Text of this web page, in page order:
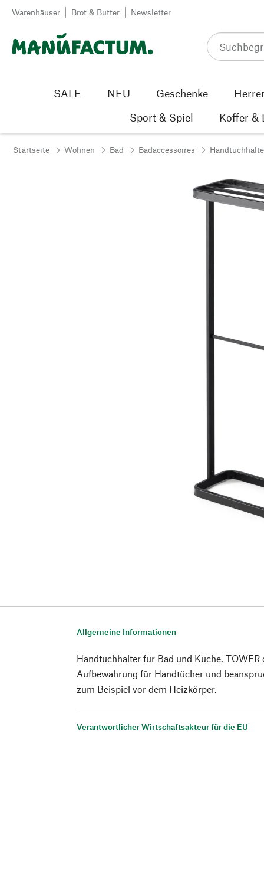
Zum Inhalt springen
Warenhäuser Brot & Butter Newsletter
SALE NEU Geschenke
Sport & Spiel
Koffer &
Startseite Wohnen Bad Badaccessoires
Allgemeine Informationen
Handtuchhalter für Bad und Küche. TOWER
Aufbewahrung für Handtücher und
zum Beispiel vor dem Heizkörper.
Verantwortlicher Wirtschaftsakteur für die EU